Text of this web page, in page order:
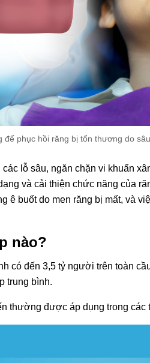
để phục hồi răng bị tổn thương do
lỗ sâu, ngăn chặn vi khuẩn
và cải thiện chức năng của
ê buốt do men răng bị mất, và
nào?
có đến 3,5 tỷ người trên toàn
trung bình.
thường được áp dụng trong